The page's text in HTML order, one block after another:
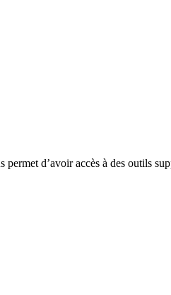
d’avoir accès à des outils